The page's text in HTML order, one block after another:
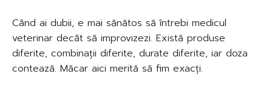
Când ai dubii, e mai sănătos să întrebi medicul
veterinar decât să improvizezi. Există produse
diferite, combinații diferite, durate diferite, iar doza
contează. Măcar aici merită să fim exacți.